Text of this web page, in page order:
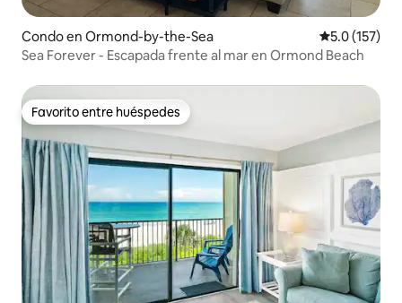
Condo en Ormond-by-the-Sea Calificación
5.0 (157)
Sea Forever - Escapada frente al mar en Ormond Beach
Favorito entre huéspedes
Favorito entre huéspedes